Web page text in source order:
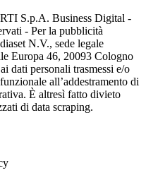
RTI S.p.A. Business Digital -
- Per la pubblicità
N.V., sede legale
Europa 46, 20093 Cologno
dati personali trasmessi e/o
all’addestramento di
È altresì fatto divieto
di data scraping.